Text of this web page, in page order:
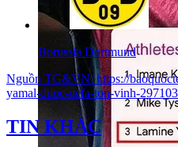
Borussia Dortmund
Nguồn TG&VN: https://
yamal-duoc-uefa-ton-vinh-
TIN KHÁC